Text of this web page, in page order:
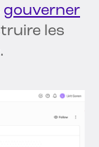
gouverner
les